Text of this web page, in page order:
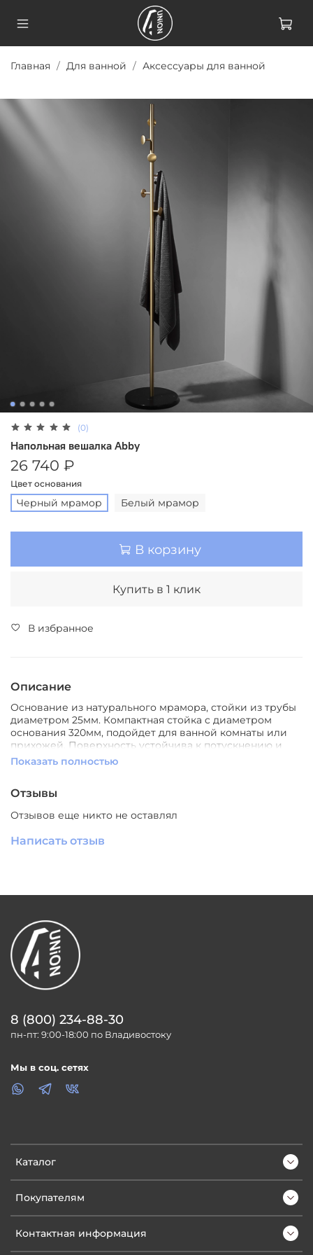
Главная Для ванной Аксессуары для ванной
(0)
Напольная вешалка Abby
26 740 ₽
Цвет основания
Черный мрамор Белый мрамор
В корзину
Купить в 1 клик
В избранное
Описание
Основание из натурального мрамора, стойки из трубы
диаметром 25мм. Компактная стойка c диаметром
основания 320мм, подойдет для ванной комнаты или
прихожей. Поверхность устойчива к потускнению и
появлению коррозии, неприхотлива в уходе.
Назначение
Материал: металл/мрамор
Показать полностью
Отзывы
Отзывов еще никто не оставлял
Написать отзыв
Каталог
Покупателям
Контактная информация
8 (800) 234-88-30
пн-пт: 9:00-18:00 по Владивостоку
Мы в соц. сетях